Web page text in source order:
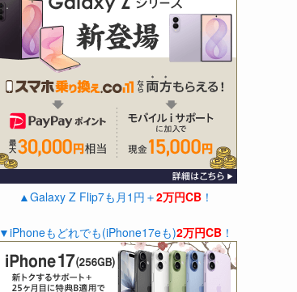
▲Galaxy Z Flip7も月1円＋2万円CB ！
▼iPhoneもどれでも(iPhone17eも)2万円CB ！